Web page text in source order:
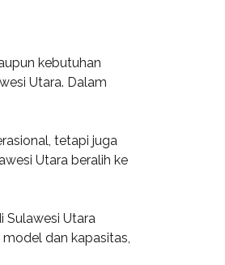
kebutuhan
Utara. Dalam
tetapi juga
Utara beralih ke
Sulawesi Utara
dan kapasitas,